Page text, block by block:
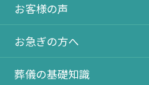
お客様の声
お急ぎの方へ
葬儀の基礎知識